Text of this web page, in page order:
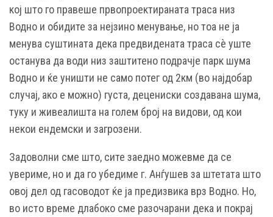
кој што го правеше првопроектираната траса низ
Водно и обидите за нејзино менување, но тоа не ја
менува суштината дека предвидената траса сѐ уште
останува да води низ заштитено подрачје парк шума
Водно и ќе уништи не само потег од 2км (во најдобар
случај, ако е можно) густа, децениски создавана шума,
туку и живеалишта на голем број на видови, од кои
некои ендемски и загрозени.
Задоволни сме што, сите заедно можевме да се
увериме, но и да го убедиме г. Анѓушев за штетата што
овој дел од гасоводот ќе ја предизвика врз Водно. Но,
во исто време длабоко сме разочарани дека и покрај